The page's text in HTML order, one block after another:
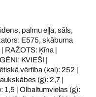
palmu eļļa, sāls,
E575, skābuma
RAŽOTS: Ķīna |
KVIEŠI |
vērtība (kal): 252 |
(g): 2,7 |
1,5 | Olbaltumvielas (g):